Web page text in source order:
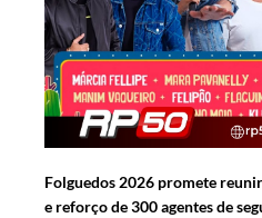
Folguedos 2026 promete
e reforço de 300 agentes de